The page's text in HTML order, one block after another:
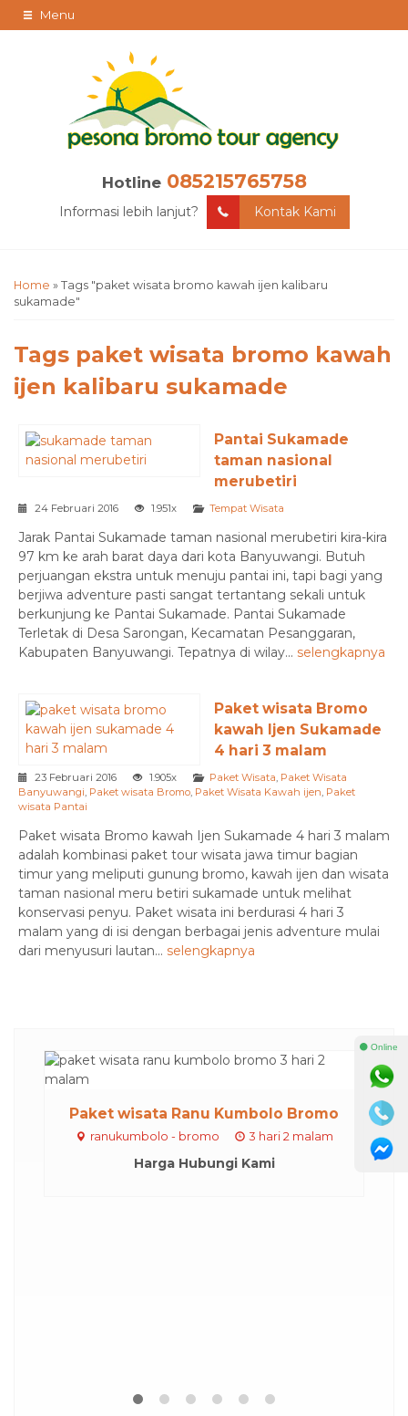
Menu
Hotline 085215765758
Informasi lebih lanjut? Kontak Kami
Home » Tags "paket wisata bromo kawah ijen kalibaru
sukamade"
Tags paket wisata bromo kawah
ijen kalibaru sukamade
Pantai Sukamade
taman nasional
merubetiri
24 Februari 2016 1.951x Tempat Wisata
Jarak Pantai Sukamade taman nasional merubetiri kira-kira
97 km ke arah barat daya dari kota Banyuwangi. Butuh
perjuangan ekstra untuk menuju pantai ini, tapi bagi yang
berjiwa adventure pasti sangat tertantang sekali untuk
berkunjung ke Pantai Sukamade. Pantai Sukamade
Terletak di Desa Sarongan, Kecamatan Pesanggaran,
Kabupaten Banyuwangi. Tepatnya di wilay... selengkapnya
Paket wisata Bromo
kawah Ijen Sukamade
4 hari 3 malam
23 Februari 2016 1.905x Paket Wisata, Paket Wisata
Banyuwangi, Paket wisata Bromo, Paket Wisata Kawah ijen, Paket
wisata Pantai
Paket wisata Bromo kawah Ijen Sukamade 4 hari 3 malam
adalah kombinasi paket tour wisata jawa timur bagian
timur yang meliputi gunung bromo, kawah ijen dan wisata
taman nasional meru betiri sukamade untuk melihat
konservasi penyu. Paket wisata ini berdurasi 4 hari 3
malam yang di isi dengan berbagai jenis adventure mulai
dari menyusuri lautan... selengkapnya
Paket wisata Ranu Kumbolo Bromo
ranukumbolo - bromo 3 hari 2 malam
Harga Hubungi Kami
⚫ Online